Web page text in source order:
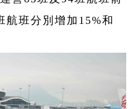
航班分別增加15%和